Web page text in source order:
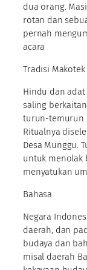
dua orang.
rotan dan
pernah
acara
Tradisi Makotek
Hindu dan
saling
turun-temurun
Ritualnya
Desa Munggu.
untuk menolak
menyatukan
Bahasa
Negara
daerah, dan
budaya dan
misal daerah